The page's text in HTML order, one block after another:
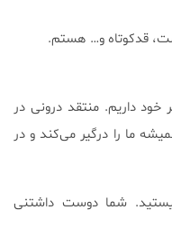
قدکوتاه و… هستم.
داریم. منتقد درونی در
ما را درگیر می‌کند و در
شما دوست داشتنی